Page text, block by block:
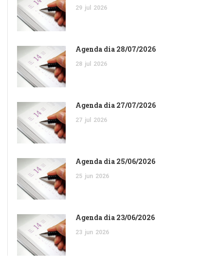
29 jul 2026
Agenda dia 28/07/2026
28 jul 2026
Agenda dia 27/07/2026
27 jul 2026
Agenda dia 25/06/2026
25 jun 2026
Agenda dia 23/06/2026
23 jun 2026